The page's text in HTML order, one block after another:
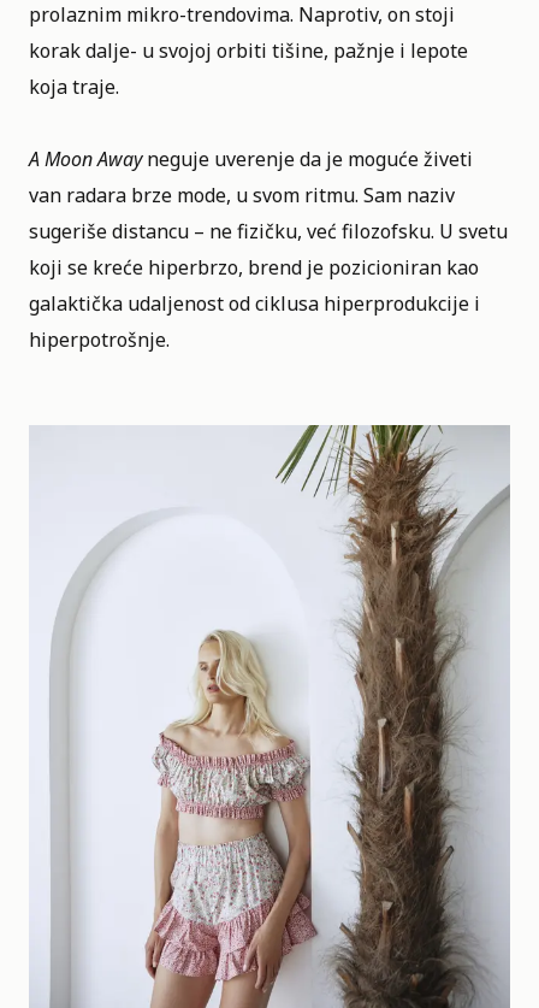
prolaznim mikro-trendovima. Naprotiv, on stoji
korak dalje- u svojoj orbiti tišine, pažnje i lepote
koja traje.
A Moon Awayneguje uverenje da je moguće živeti
van radara brze mode, u svom ritmu. Sam naziv
sugeriše distancu – ne fizičku, već filozofsku. U svetu
koji se kreće hiperbrzo, brend je pozicioniran kao
galaktička udaljenost od ciklusa hiperprodukcije i
hiperpotrošnje.